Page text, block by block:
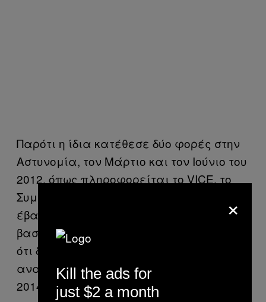
Παρότι η ίδια κατέθεσε δύο φορές στην
Αστυνομία, τον Μάρτιο και τον Ιούνιο του
2012, όπως πληροφορείται το VICE, το
Συμβούλιο Πλημμελειοδικών Άρτας
έβαλε την υπόθεση στο αρχείο. Το
βασικό επιχείρημα στο σκεπτικό ήταν
ότι δεν εμφανίστηκε να καταθέσει στην
ανακρίτρια της Άρτας τον Νοέμβριο του
2014, διάστημα κατα οποίο όμως η τύχη
×
Kill the ads for
just $2 a month